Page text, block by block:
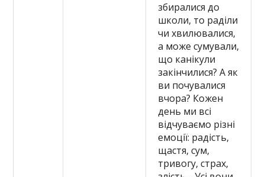
збиралися до
школи, то раділи
чи хвилювалися,
а може сумували,
що канікули
закінчилися? А як
ви почувалися
вчора? Кожен
день ми всі
відчуваємо різні
емоції: радість,
щастя, сум,
тривогу, страх,